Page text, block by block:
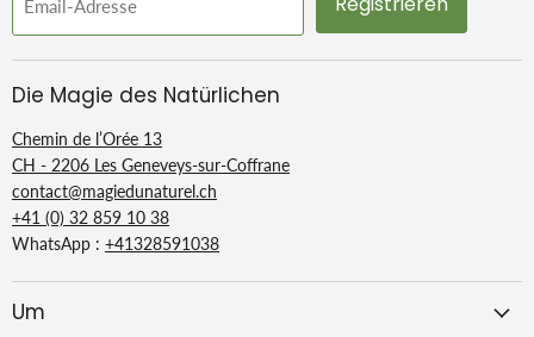
Email-Adresse
Die Magie des Natürlichen
Chemin de l’Orée 13
CH - 2206 Les Geneveys-sur-Coffrane
contact@magiedunaturel.ch
+41 (0) 32 859 10 38
WhatsApp : +41328591038
Um